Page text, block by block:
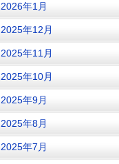
2026年1月
2025年12月
2025年11月
2025年10月
2025年9月
2025年8月
2025年7月